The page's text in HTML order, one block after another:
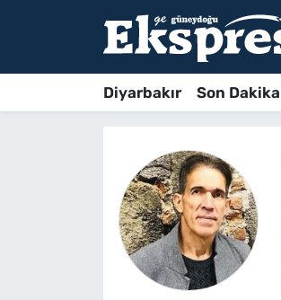
Diyarbakır Son Dakika